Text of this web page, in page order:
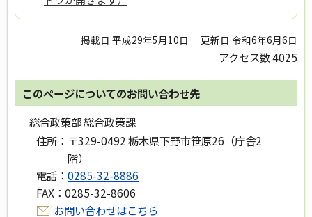
掲載日 平成29年5月10日 更新日 令和6年6月6日
アクセス数4025
このページについてのお問い合わせ先
総合政策部 総合政策課
住所： 〒329-0492 栃木県下野市笹原26（庁舎2
階）
電話： 0285-32-8886
FAX： 0285-32-8606
お問い合わせはこちら